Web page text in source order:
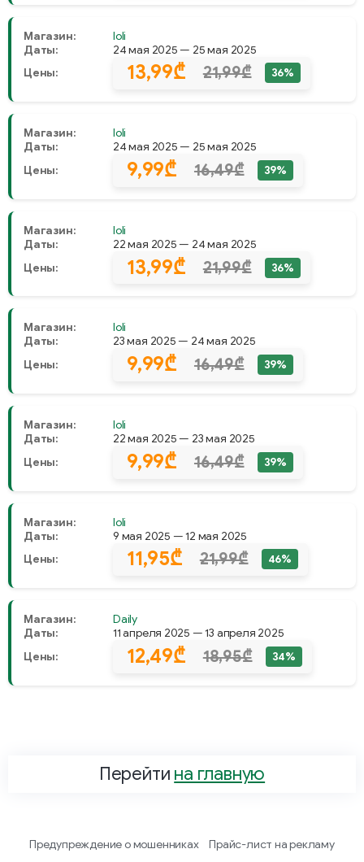
Магазин:
Ioli
Даты:
24 мая 2025 — 25 мая 2025
Цены:
13,99₾ 21,99₾ 36%
Магазин:
Ioli
Даты:
24 мая 2025 — 25 мая 2025
Цены:
9,99₾ 16,49₾ 39%
Магазин:
Ioli
Даты:
22 мая 2025 — 24 мая 2025
Цены:
13,99₾ 21,99₾ 36%
Магазин:
Ioli
Даты:
23 мая 2025 — 24 мая 2025
Цены:
9,99₾ 16,49₾ 39%
Магазин:
Ioli
Даты:
22 мая 2025 — 23 мая 2025
Цены:
9,99₾ 16,49₾ 39%
Магазин:
Ioli
Даты:
9 мая 2025 — 12 мая 2025
Цены:
11,95₾ 21,99₾ 46%
Магазин:
Daily
Даты:
11 апреля 2025 — 13 апреля 2025
Цены:
12,49₾ 18,95₾ 34%
Перейти на главную
Предупреждение о мошенниках
Прайс-лист на рекламу